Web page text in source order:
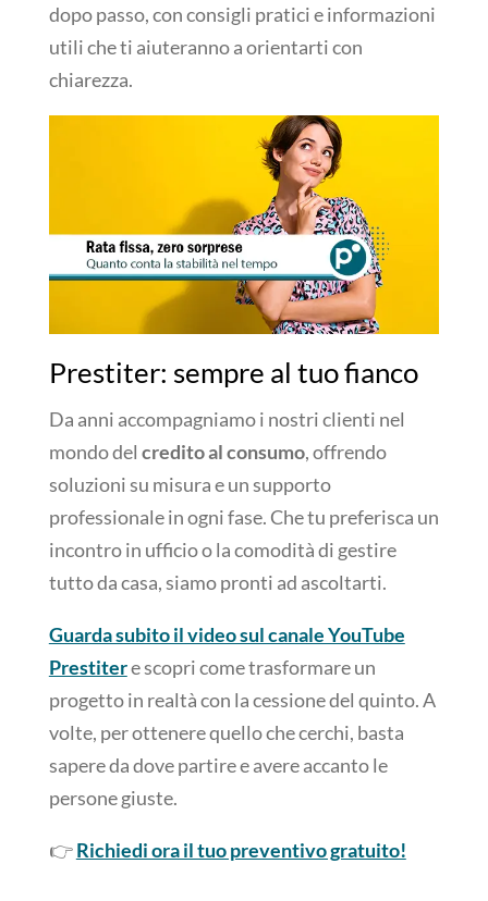
dopo passo, con consigli pratici e informazioni
utili che ti aiuteranno a orientarti con
chiarezza.
Prestiter: sempre al tuo fianco
Da anni accompagniamo i nostri clienti nel
mondo del credito al consumo, offrendo
soluzioni su misura e un supporto
professionale in ogni fase. Che tu preferisca un
incontro in ufficio o la comodità di gestire
tutto da casa, siamo pronti ad ascoltarti.
Guarda subito il video sul canale YouTube
Prestitere scopri come trasformare un
progetto in realtà con la cessione del quinto. A
volte, per ottenere quello che cerchi, basta
sapere da dove partire e avere accanto le
persone giuste.
👉Richiedi ora il tuo preventivo gratuito!